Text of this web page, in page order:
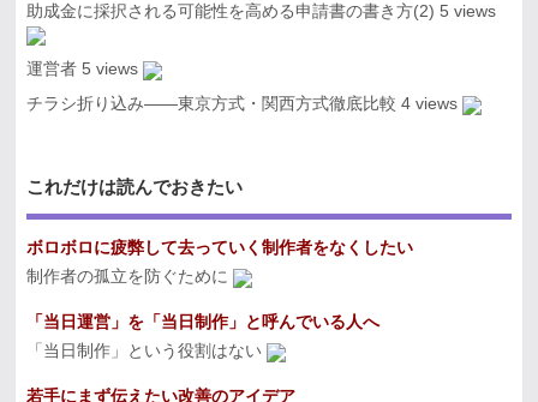
助成金に採択される可能性を高める申請書の書き方(2) 5 views
運営者 5 views
チラシ折り込み――東京方式・関西方式徹底比較 4 views
これだけは読んでおきたい
ボロボロに疲弊して去っていく制作者をなくしたい
制作者の孤立を防ぐために
「当日運営」を「当日制作」と呼んでいる人へ
「当日制作」という役割はない
若手にまず伝えたい改善のアイデア